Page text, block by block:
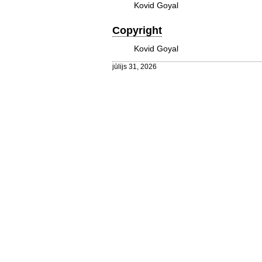
Kovid Goyal
Copyright
Kovid Goyal
jūlijs 31, 2026